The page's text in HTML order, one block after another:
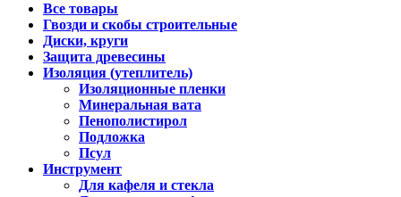
Все товары
Гвозди и скобы строительные
Диски, круги
Защита древесины
Изоляция (утеплитель)
Изоляционные пленки
Минеральная вата
Пенополистирол
Подложка
Псул
Инструмент
Для кафеля и стекла